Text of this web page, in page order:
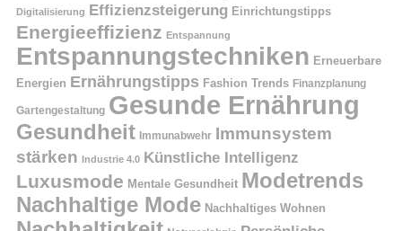
Digitalisierung Effizienzsteigerung Einrichtungstipps
Energieeffizienz Entspannung
Entspannungstechniken Erneuerbare
Energien Ernährungstipps Fashion Trends Finanzplanung
Gartengestaltung Gesunde Ernährung
Gesundheit Immunabwehr Immunsystem
stärken Industrie 4.0 Künstliche Intelligenz
Luxusmode Mentale Gesundheit Modetrends
Nachhaltige Mode Nachhaltiges Wohnen